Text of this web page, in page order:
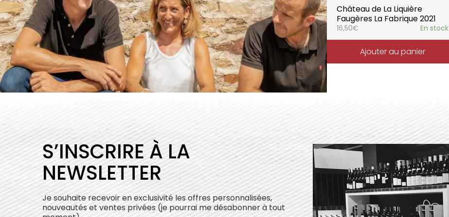
Château de La Liquière
Faugères La Fabrique 2021
16,50€ En stock
Ajouter au panier
S’INSCRIRE À LA
NEWSLETTER
Je souhaite recevoir en exclusivité les offres personnalisées,
nouveautés et ventes privées (je pourrai me désabonner à tout